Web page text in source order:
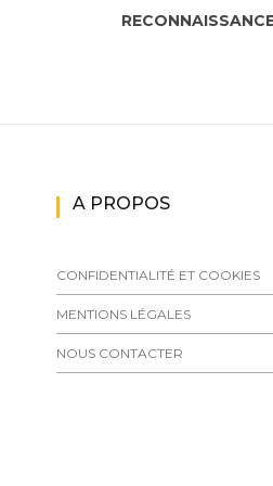
A PROPOS
CONFIDENTIALITÉ ET COOKIES
MENTIONS LÉGALES
NOUS CONTACTER